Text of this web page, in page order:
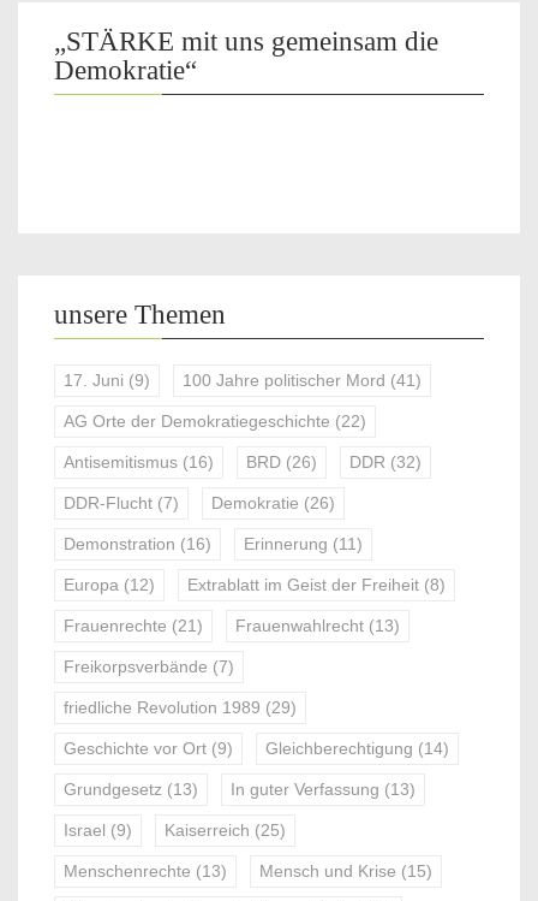
„STÄRKE mit uns gemeinsam die
Demokratie“
unsere Themen
17. Juni (9) 100 Jahre politischer Mord (41)
AG Orte der Demokratiegeschichte (22)
Antisemitismus (16) BRD (26) DDR (32)
DDR-Flucht (7) Demokratie (26)
Demonstration (16) Erinnerung (11)
Europa (12) Extrablatt im Geist der Freiheit (8)
Frauenrechte (21) Frauenwahlrecht (13)
Freikorpsverbände (7)
friedliche Revolution 1989 (29)
Geschichte vor Ort (9) Gleichberechtigung (14)
Grundgesetz (13) In guter Verfassung (13)
Israel (9) Kaiserreich (25)
Menschenrechte (13) Mensch und Krise (15)